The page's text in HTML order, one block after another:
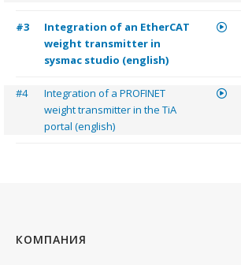
#3
Integration of an EtherCAT
weight transmitter in
sysmac studio (english)
#4
Integration of a PROFINET
weight transmitter in the TiA
portal (english)
КОМПАНИЯ